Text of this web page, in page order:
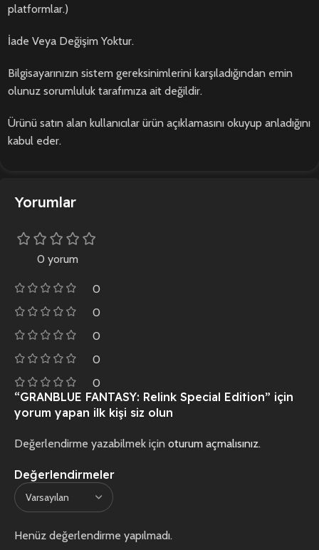
platformlar.)
İade Veya Değişim Yoktur.
Bilgisayarınızın sistem gereksinimlerini karşıladığından emin
olunuz sorumluluk tarafımıza ait değildir.
Ürünü satın alan kullanıcılar ürün açıklamasını okuyup anladığını
kabul eder.
Yorumlar
0 yorum
0
0
0
0
0
Değerlendirmeler
Henüz değerlendirme yapılmadı.
“GRANBLUE FANTASY: Relink Special Edition” için
yorum yapan ilk kişi siz olun
Değerlendirme yazabilmek için oturum açmalısınız.